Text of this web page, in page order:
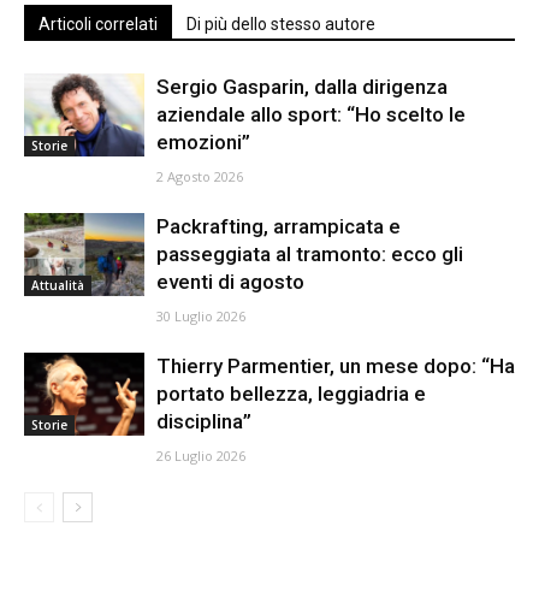
Articoli correlati Di più dello stesso autore
Storie
Sergio Gasparin, dalla dirigenza
aziendale allo sport: “Ho scelto le
emozioni”
2 Agosto 2026
Attualità
Packrafting, arrampicata e
passeggiata al tramonto: ecco gli
eventi di agosto
30 Luglio 2026
Storie
Thierry Parmentier, un mese dopo: “Ha
portato bellezza, leggiadria e
disciplina”
26 Luglio 2026